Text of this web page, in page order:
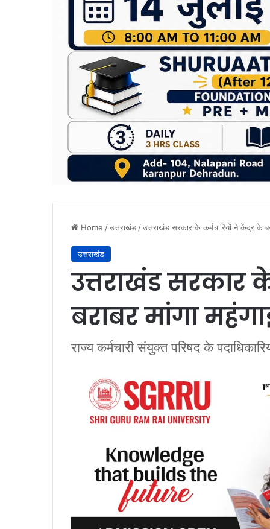
Home /उत्तराखंड/उत्तराखंड सरकार के कर्मचारियों ने केंद्र के
उत्तराखंड
उत्तराखंड सरकार
बराबर मांगा
राज्य कर्मचारी संयुक्त परिषद के